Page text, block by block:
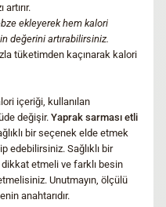
artırır.
ekleyerek hem kalori
değerini artırabilirsiniz.
tüketimden kaçınarak kalori
içeriği, kullanılan
değişir. Yaprak sarması etli
bir seçenek elde etmek
edebilirsiniz. Sağlıklı bir
etmeli ve farklı besin
Unutmayın, ölçülü
anahtarıdır.